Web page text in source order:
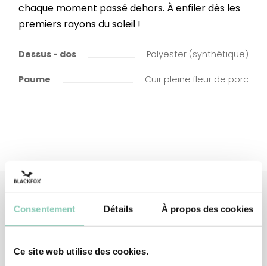
Consentement Détails À propos des cookies
Ce site web utilise des cookies.
chaque moment passé dehors. À enfiler dès les
premiers rayons du soleil !
Dessus - dos Polyester (synthétique)
Paume Cuir pleine fleur de porc
Produits associés